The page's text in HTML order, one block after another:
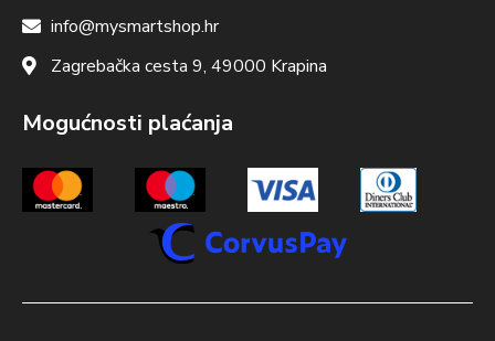
info@mysmartshop.hr
Zagrebačka cesta 9, 49000 Krapina
Mogućnosti plaćanja